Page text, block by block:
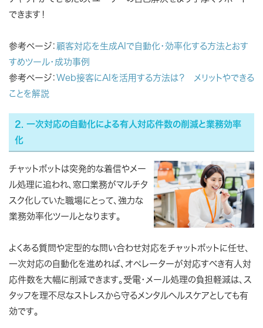
できます！
参考ページ： 顧客対応を生成AIで自動化・効率化する方法とおす
すめツール・成功事例
参考ページ： Web接客にAIを活用する方法は？ メリットやできる
ことを解説
2. 一次対応の自動化による有人対応件数の削減と業務効率
化
チャットボットは突発的な着信やメー
ル処理に追われ、窓口業務がマルチタ
スク化していた職場にとって、強力な
業務効率化ツールとなります。
よくある質問や定型的な問い合わせ対応をチャットボットに任せ、
一次対応の自動化を進めれば、オペレーターが対応すべき有人対
応件数を大幅に削減できます。受電・メール処理の負担軽減は、ス
タッフを理不尽なストレスから守るメンタルヘルスケアとしても有
効です。